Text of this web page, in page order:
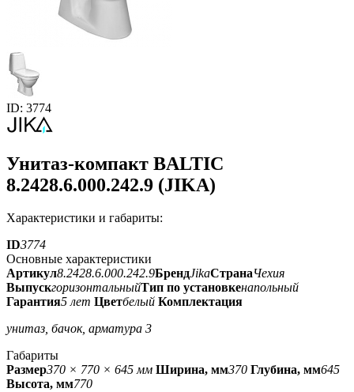
ID: 3774
Унитаз-компакт BALTIC
8.2428.6.000.242.9 (JIKA)
Характеристики и габариты:
ID3774
Основные характеристики
Артикул8.2428.6.000.242.9БрендJikaСтранаЧехия
ВыпускгоризонтальныйТип по установкенапольный
Гарантия5 лет Цветбелый Комплектация
унитаз, бачок, арматура 3
Габариты
Размер370 × 770 × 645 мм Ширина, мм370 Глубина, мм645
Высота, мм770